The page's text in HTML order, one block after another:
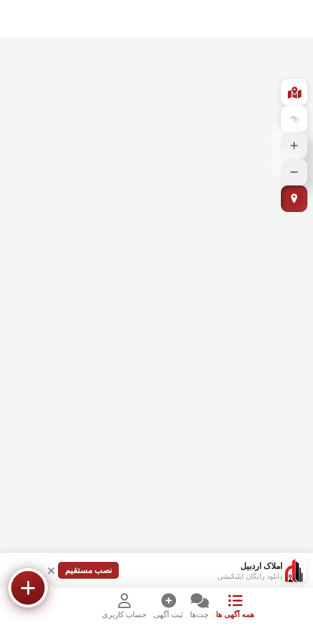
املاک اردبیل
دانلود رایگان اپلیکیشن
نصب مستقیم
همه آگهی ها چت‌ها ثبت آگهی حساب کاربری